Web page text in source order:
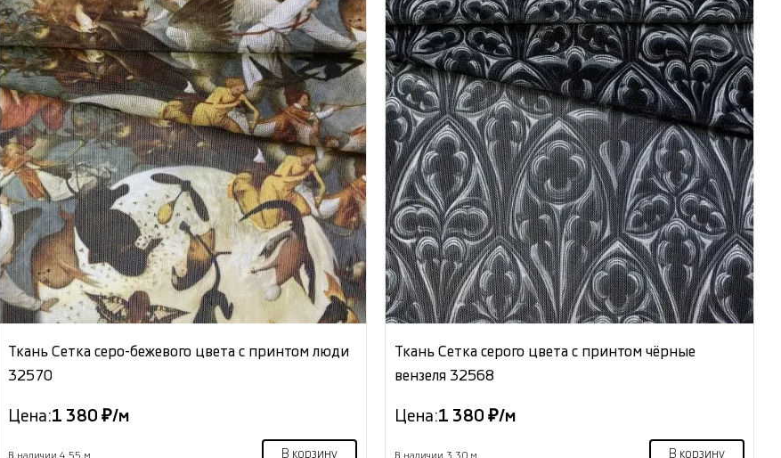
Ткань Сетка серо-бежевого цвета с принтом люди
32570
Цена:1 380 ₽/м
В корзину
Ткань Сетка серого цвета с принтом чёрные
вензеля 32568
Цена:1 380 ₽/м
В корзину